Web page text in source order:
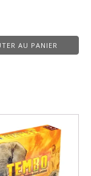
AU PANIER